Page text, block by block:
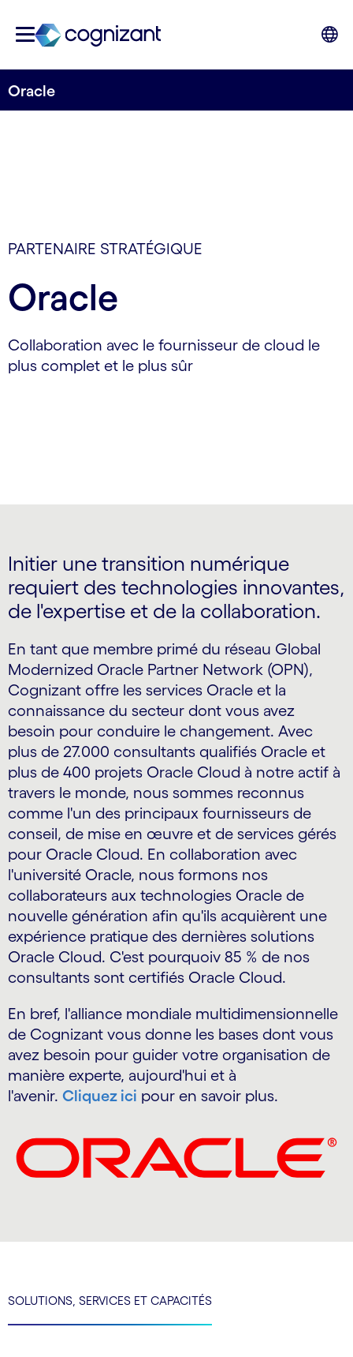
Oracle
PARTENAIRE STRATÉGIQUE
Oracle
Collaboration avec le fournisseur de cloud le
plus complet et le plus sûr
Initier une transition numérique
requiert des technologies innovantes,
de l'expertise et de la collaboration.
En tant que membre primé du réseau Global
Modernized Oracle Partner Network (OPN),
Cognizant offre les services Oracle et la
connaissance du secteur dont vous avez
besoin pour conduire le changement. Avec
plus de 27.000 consultants qualifiés Oracle et
plus de 400 projets Oracle Cloud à notre actif à
travers le monde, nous sommes reconnus
comme l'un des principaux fournisseurs de
conseil, de mise en œuvre et de services gérés
pour Oracle Cloud. En collaboration avec
l'université Oracle, nous formons nos
collaborateurs aux technologies Oracle de
nouvelle génération afin qu'ils acquièrent une
expérience pratique des dernières solutions
Oracle Cloud. C'est pourquoiv 85 % de nos
consultants sont certifiés Oracle Cloud.
En bref, l'alliance mondiale multidimensionnelle
de Cognizant vous donne les bases dont vous
avez besoin pour guider votre organisation de
manière experte, aujourd'hui et à
l'avenir. Cliquez ici pour en savoir plus.
SOLUTIONS, SERVICES ET CAPACITÉS